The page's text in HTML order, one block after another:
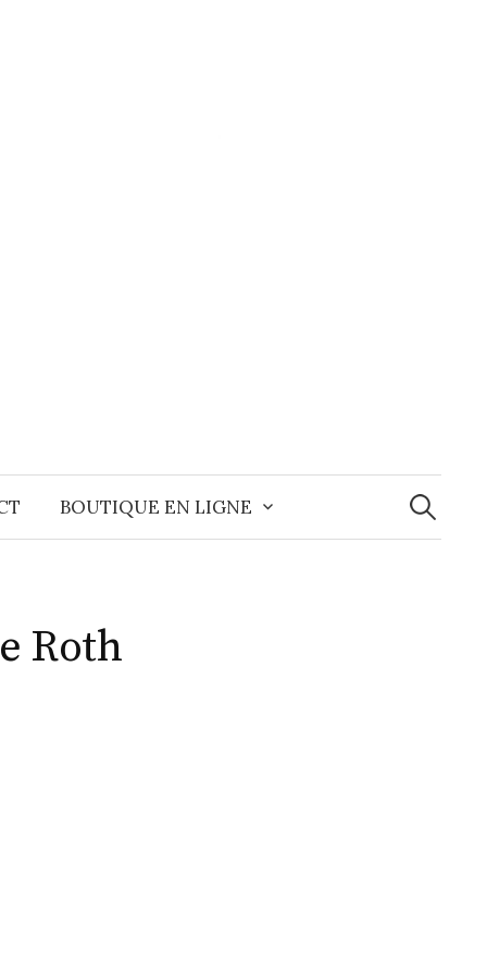
BOUTIQUE EN LIGNE
Roth